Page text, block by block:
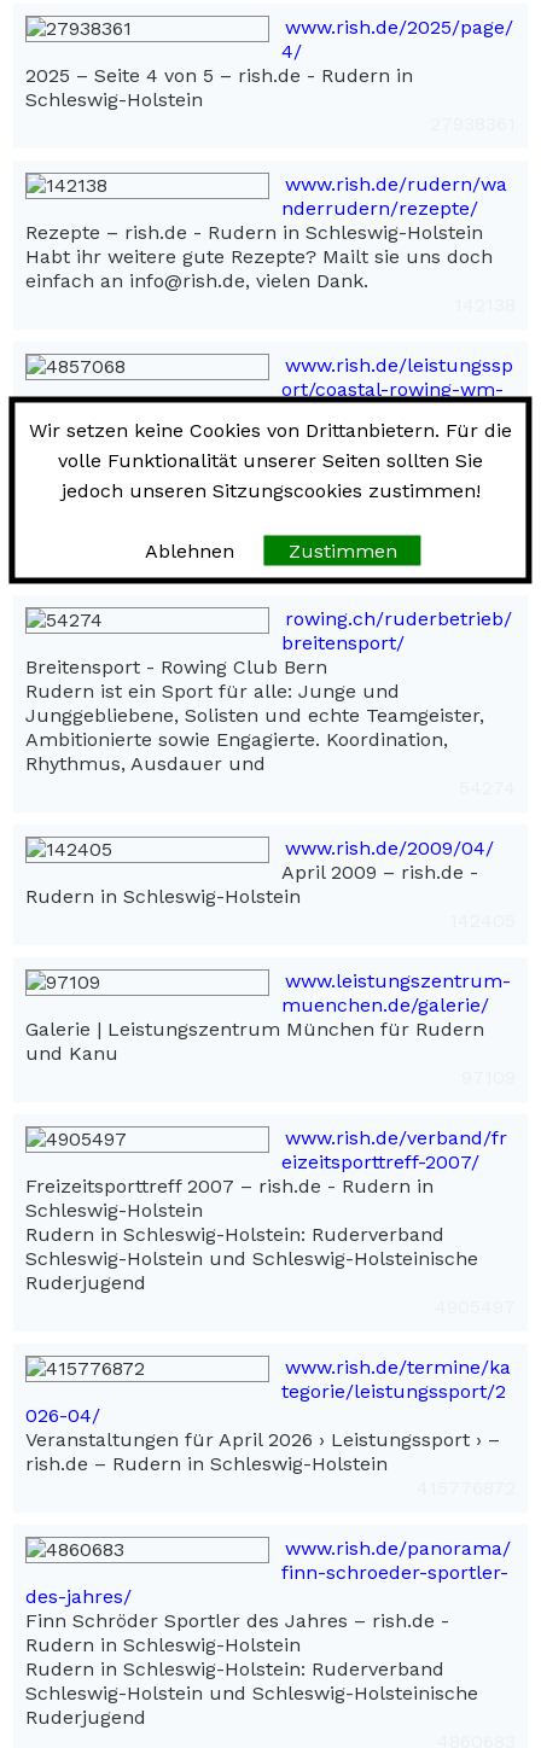
www.rish.de/2025/page/
4/
2025 – Seite 4 von 5 – rish.de - Rudern in
Schleswig-Holstein
www.rish.de/rudern/wa
nderrudern/rezepte/
Rezepte – rish.de - Rudern in Schleswig-Holstein
Habt ihr weitere gute Rezepte? Mailt sie uns doch
einfach an info@rish.de, vielen Dank.
www.rish.de/leistungssp
ort/coastal-rowing-wm-
Coastal Rowing WM: Vorläufe – rish.de - Rudern in
Schleswig-Holstein
Rudern in Schleswig-Holstein: Ruderverband
rowing.ch/ruderbetrieb/
breitensport/
Breitensport - Rowing Club Bern
Rudern ist ein Sport für alle: Junge und
Junggebliebene, Solisten und echte Teamgeister,
Ambitionierte sowie Engagierte. Koordination,
Rhythmus, Ausdauer und
www.rish.de/2009/04/
April 2009 – rish.de -
Rudern in Schleswig-Holstein
www.leistungszentrum-
muenchen.de/galerie/
Galerie | Leistungszentrum München für Rudern
und Kanu
www.rish.de/verband/fr
eizeitsporttreff-2007/
Freizeitsporttreff 2007 – rish.de - Rudern in
Schleswig-Holstein
Rudern in Schleswig-Holstein: Ruderverband
Schleswig-Holstein und Schleswig-Holsteinische
Ruderjugend
www.rish.de/termine/ka
tegorie/leistungssport/2
026-04/
Veranstaltungen für April 2026 › Leistungssport › –
rish.de – Rudern in Schleswig-Holstein
www.rish.de/panorama/
finn-schroeder-sportler-
des-jahres/
Finn Schröder Sportler des Jahres – rish.de -
Rudern in Schleswig-Holstein
Rudern in Schleswig-Holstein: Ruderverband
Schleswig-Holstein und Schleswig-Holsteinische
Ruderjugend
Wir setzen keine Cookies von Drittanbietern. Für die
volle Funktionalität unserer Seiten sollten Sie
jedoch unseren Sitzungscookies zustimmen!
Ablehnen Zustimmen